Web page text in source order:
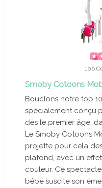
106
Smoby Cotoons
Bouclons notre top
spécialement conçu
dès le premier âge,
Le Smoby Cotoons
projette pour cela
plafond, avec un
couleur. Ce
bébé suscite son